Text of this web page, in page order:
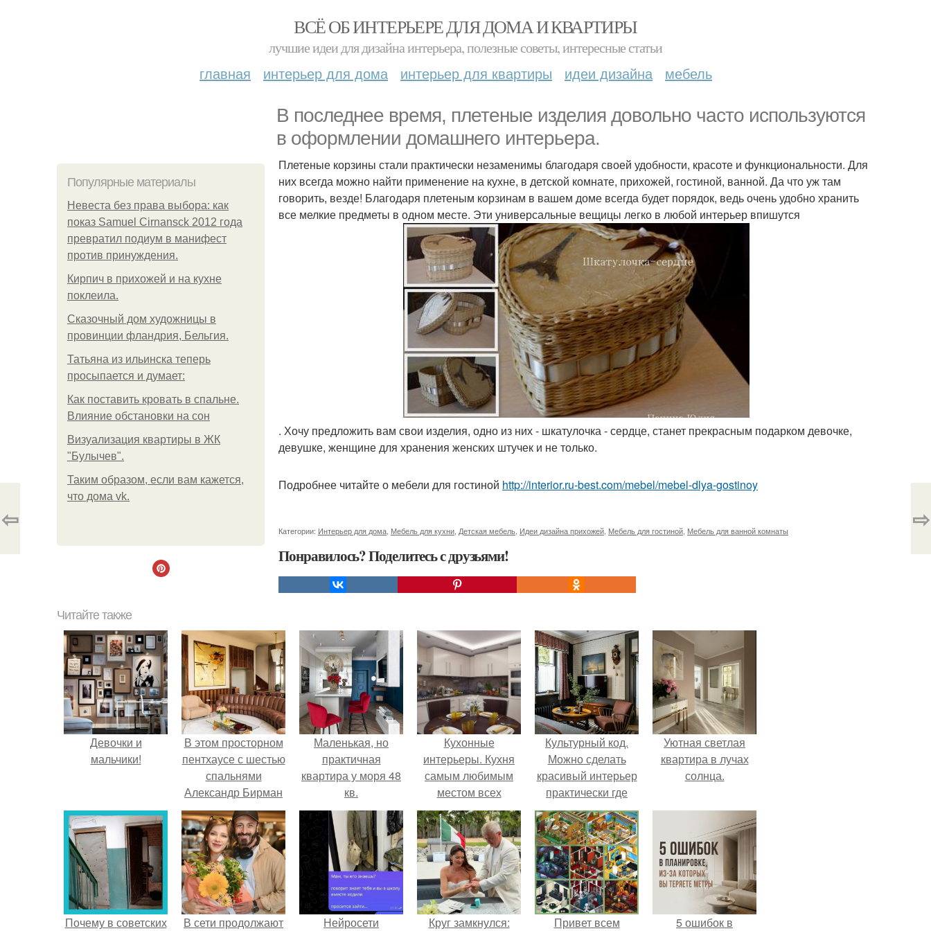
ВСЁ ОБ ИНТЕРЬЕРЕ ДЛЯ ДОМА И КВАРТИРЫ
лучшие идеи для дизайна интерьера, полезные советы, интересные статьи
главная интерьер для дома интерьер для квартиры идеи дизайна мебель
В последнее время, плетеные изделия довольно часто используются
в оформлении домашнего интерьера.
Популярные материалы
Невеста без права выбора: как
показ Samuel Cirnansck 2012 года
превратил подиум в манифест
против принуждения.
Кирпич в прихожей и на кухне
поклеила.
Сказочный дом художницы в
провинции фландрия, Бельгия.
Татьяна из ильинска теперь
просыпается и думает:
Как поставить кровать в спальне.
Влияние обстановки на сон
Визуализация квартиры в ЖК
"Булычев".
Таким образом, если вам кажется,
что дома vk.
Плетеные корзины стали практически незаменимы благодаря своей удобности, красоте и функциональности. Для
них всегда можно найти применение на кухне, в детской комнате, прихожей, гостиной, ванной. Да что уж там
говорить, везде! Благодаря плетеным корзинам в вашем доме всегда будет порядок, ведь очень удобно хранить
все мелкие предметы в одном месте. Эти универсальные вещицы легко в любой интерьер впишутся
. Хочу предложить вам свои изделия, одно из них - шкатулочка - сердце, станет прекрасным подарком девочке,
девушке, женщине для хранения женских штучек и не только.
Подробнее читайте о мебели для гостиной http://interior.ru-best.com/mebel/mebel-dlya-gostinoy
Категории: Интерьер для дома Мебель для кухни Детская мебель Идеи дизайна прихожей Мебель для гостиной Мебель для ванной комнаты
Понравилось? Поделитесь с друзьями!
⇦ ⇨
Читайте также
Девочки и
мальчики!
В этом просторном
пентхаусе с шестью
спальнями
Александр Бирман
живет со своей
семьей.
Маленькая, но
практичная
квартира у моря 48
кв.
Кухонные
интерьеры. Кухня
самым любимым
местом всех
домочадцев
является.
Культурный код.
Можно сделать
красивый интерьер
практически где
угодно.
Уютная светлая
квартира в лучах
солнца.
Почему в советских В сети продолжают Нейросети Круг замкнулся: Привет всем 5 ошибок в